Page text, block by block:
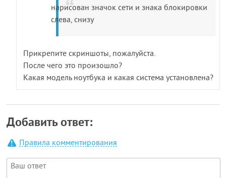
нарисован значок сети и знака блокировки
слева, снизу
Прикрепите скриншоты, пожалуйста.
После чего это произошло?
Какая модель ноутбука и какая система установлена?
Добавить ответ:
Правила комментирования